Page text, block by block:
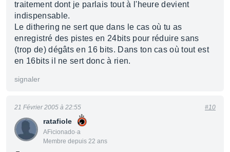
traitement dont je parlais tout à l'heure devient
indispensable.
Le dithering ne sert que dans le cas où tu as
enregistré des pistes en 24bits pour réduire sans
(trop de) dégâts en 16 bits. Dans ton cas où tout est
en 16bits il ne sert donc à rien.
signaler
ratafiole
AFicionado·a
Membre depuis 22 ans
21 Février 2005 à 22:55 #10